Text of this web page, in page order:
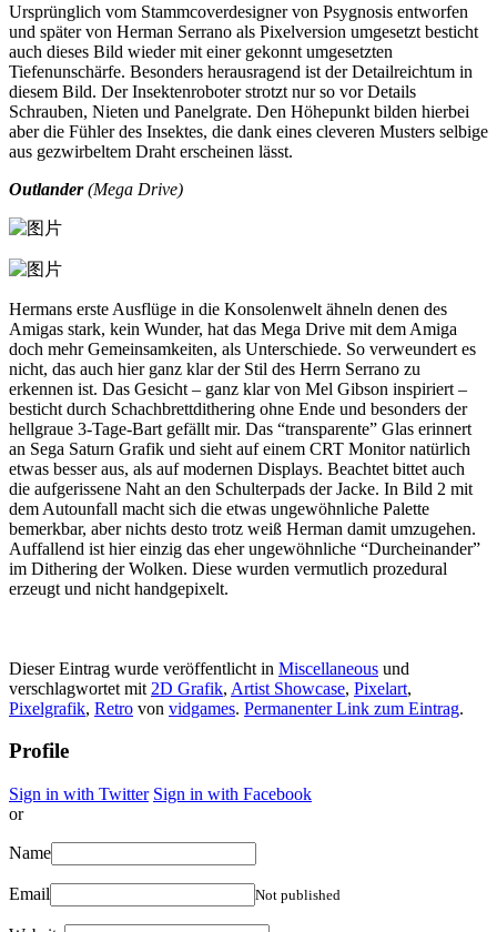
Ursprünglich vom Stammcoverdesigner von Psygnosis entworfen
und später von Herman Serrano als Pixelversion umgesetzt besticht
auch dieses Bild wieder mit einer gekonnt umgesetzten
Tiefenunschärfe. Besonders herausragend ist der Detailreichtum in
diesem Bild. Der Insektenroboter strotzt nur so vor Details
Schrauben, Nieten und Panelgrate. Den Höhepunkt bilden hierbei
aber die Fühler des Insektes, die dank eines cleveren Musters selbige
aus gezwirbeltem Draht erscheinen lässt.
Outlander(Mega Drive)
Hermans erste Ausflüge in die Konsolenwelt ähneln denen des
Amigas stark, kein Wunder, hat das Mega Drive mit dem Amiga
doch mehr Gemeinsamkeiten, als Unterschiede. So verweundert es
nicht, das auch hier ganz klar der Stil des Herrn Serrano zu
erkennen ist. Das Gesicht – ganz klar von Mel Gibson inspiriert –
besticht durch Schachbrettdithering ohne Ende und besonders der
hellgraue 3-Tage-Bart gefällt mir. Das “transparente” Glas erinnert
an Sega Saturn Grafik und sieht auf einem CRT Monitor natürlich
etwas besser aus, als auf modernen Displays. Beachtet bittet auch
die aufgerissene Naht an den Schulterpads der Jacke. In Bild 2 mit
dem Autounfall macht sich die etwas ungewöhnliche Palette
bemerkbar, aber nichts desto trotz weiß Herman damit umzugehen.
Auffallend ist hier einzig das eher ungewöhnliche “Durcheinander”
im Dithering der Wolken. Diese wurden vermutlich prozedural
erzeugt und nicht handgepixelt.
Dieser Eintrag wurde veröffentlicht in Miscellaneous und
verschlagwortet mit 2D Grafik, Artist Showcase, Pixelart,
Pixelgrafik, Retro von vidgames. Permanenter Link zum Eintrag.
Profile
Sign in with Twitter Sign in with Facebook
or
Name
Email Not published